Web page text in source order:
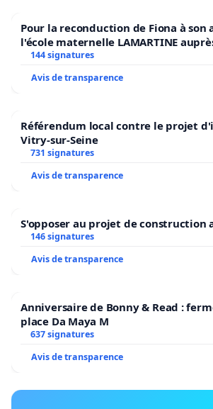
Pour la reconduction de Fiona à son
l'école maternelle LAMARTINE
2026/2027
144 signatures
Avis de transparence
Référendum local contre le projet
Vitry-sur-Seine
731 signatures
Avis de transparence
S'opposer au projet de construction
146 signatures
Avis de transparence
Anniversaire de Bonny & Read :
place Da Maya M
637 signatures
Avis de transparence